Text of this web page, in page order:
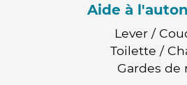
Aide à
Lever /
Toilette /
Gardes de